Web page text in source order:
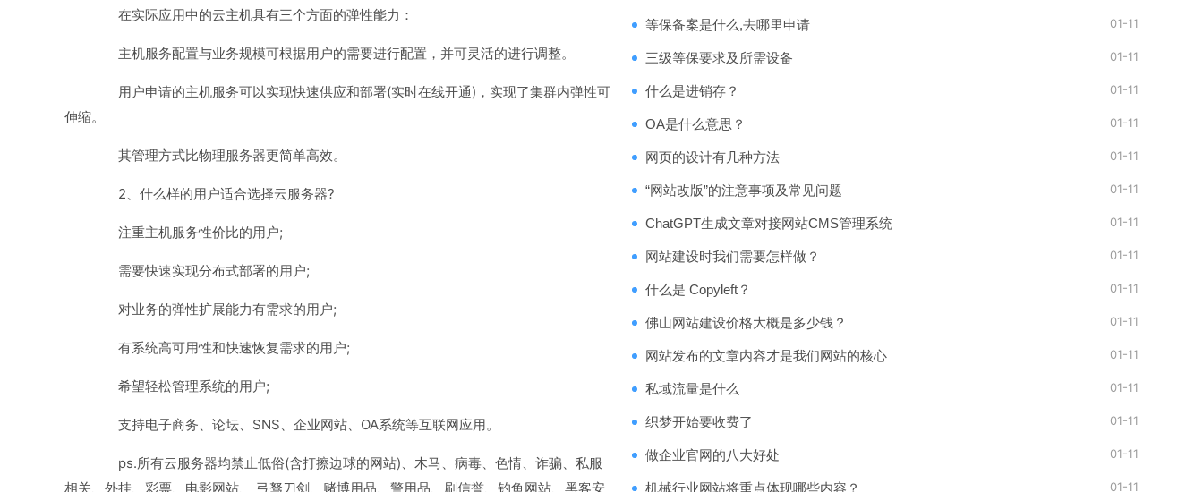
在实际应用中的云主机具有三个方面的弹性能力：
主机服务配置与业务规模可根据用户的需要进行配置，并可灵活的进行调整。
用户申请的主机服务可以实现快速供应和部署(实时在线开通)，实现了集群内弹性可
伸缩。
其管理方式比物理服务器更简单高效。
2、什么样的用户适合选择云服务器?
注重主机服务性价比的用户;
需要快速实现分布式部署的用户;
对业务的弹性扩展能力有需求的用户;
有系统高可用性和快速恢复需求的用户;
希望轻松管理系统的用户;
支持电子商务、论坛、SNS、企业网站、OA系统等互联网应用。
ps.所有云服务器均禁止低俗(含打擦边球的网站)、木马、病毒、色情、诈骗、私服
相关、外挂、彩票、电影网站、 弓驽刀剑、赌博用品、警用品、刷信誉、钓鱼网站、黑客安
等保备案是什么,去哪里申请 01-11
三级等保要求及所需设备 01-11
什么是进销存？ 01-11
OA是什么意思？ 01-11
网页的设计有几种方法 01-11
“网站改版”的注意事项及常见问题 01-11
ChatGPT生成文章对接网站CMS管理系统 01-11
网站建设时我们需要怎样做？ 01-11
什么是 Copyleft？ 01-11
佛山网站建设价格大概是多少钱？ 01-11
网站发布的文章内容才是我们网站的核心 01-11
私域流量是什么 01-11
织梦开始要收费了 01-11
做企业官网的八大好处 01-11
机械行业网站将重点体现哪些内容？ 01-11